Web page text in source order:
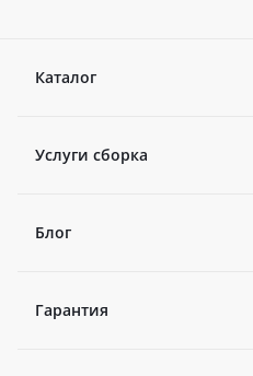
Каталог
Услуги сборка
Блог
Гарантия